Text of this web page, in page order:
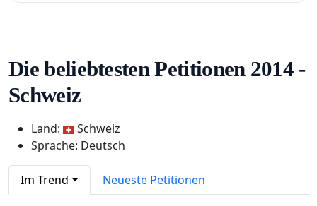
Die beliebtesten Petitionen 2014 -
Schweiz
Land:
Schweiz
Sprache: Deutsch
Im Trend Neueste Petitionen